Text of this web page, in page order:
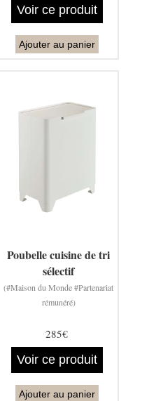
Voir ce produit
Ajouter au panier
Poubelle cuisine de tri
sélectif
(#Maison du Monde #Partenariat
rémunéré)
285€
Voir ce produit
Ajouter au panier